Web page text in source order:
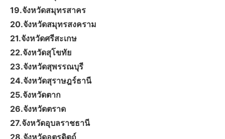
19.จังหวัดสมุทรสาคร
20.จังหวัดสมุทรสงคราม
21.จังหวัดศรีสะเกษ
22.จังหวัดสุโขทัย
23.จังหวัดสุพรรณบุรี
24.จังหวัดสุราษฎร์ธานี
25.จังหวัดตาก
26.จังหวัดตราด
27.จังหวัดอุบลราชธานี